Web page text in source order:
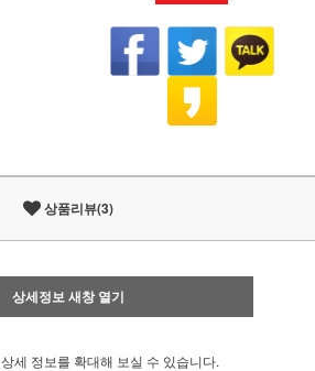
상품리뷰(3)
상세정보 새창 열기
상세 정보를 확대해 보실 수 있습니다.